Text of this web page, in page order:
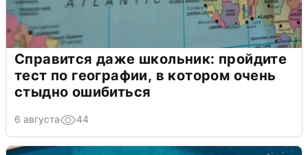
Справится даже школьник: пройдите
тест по географии, в котором очень
стыдно ошибиться
6 августа 44